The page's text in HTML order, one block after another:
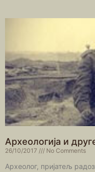
Археологија и
26/10/2017 No Comments
Археолог, пријатељ